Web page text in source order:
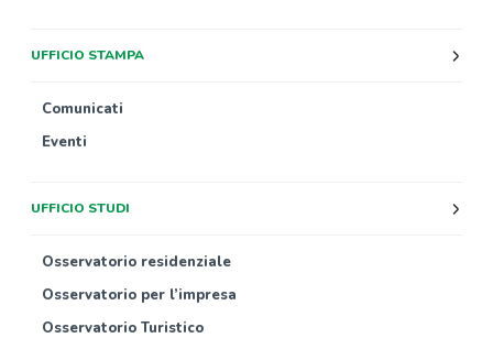
UFFICIO STAMPA
Comunicati
Eventi
UFFICIO STUDI
Osservatorio residenziale
Osservatorio per l’impresa
Osservatorio Turistico